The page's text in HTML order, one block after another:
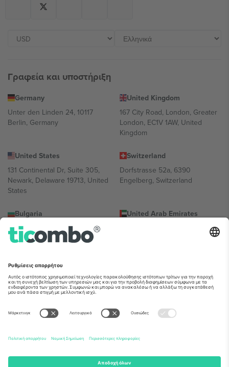
Γραφεία και υποστήριξη
Germany
Unter den Linden 24, 10117
Berlin, Germany
United Kingdom
167 City Road, London, Greater
London, EC1V 1AW, United
Kingdom
United States
131 Continental Dr, Suite 305,
Newark, Delaware 19713, United
States
Switzerland
Dorfstrasse 52a, 6390
Engelberg, Switzerland
Bulgaria
Regus Sofia City West, bul
Totleben 53-55, 1606 Sofia,
United Arab Emirates
UAE Dubai Silicon Oasis, DDP
Building A1, Office 302, Dubai,
Mexico
Av Chapultepec 360, Roma
Norte, Cuauhtémoc, 06700
Ciudad de México, CDMX,
Mexico
Η νομική οντότητα του παρόχου πλατφόρμας ενδέχεται να
τομέα. Για λεπτομέρειες ανατρέξτε στη σελίδα της συγκεκριμένης